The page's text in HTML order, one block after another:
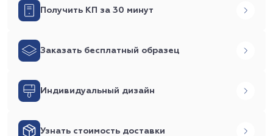
Получить КП за 30 минут
Заказать бесплатный образец
Индивидуальный дизайн
Узнать стоимость доставки